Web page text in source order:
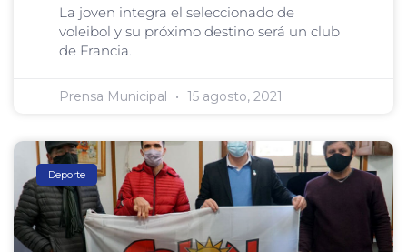
La joven integra el seleccionado de
voleibol y su próximo destino será un club
de Francia.
Prensa Municipal 15 agosto, 2021
Deporte